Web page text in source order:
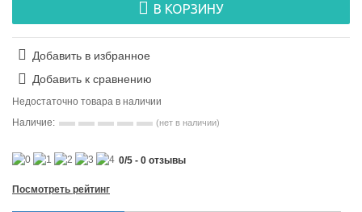
В КОРЗИНУ
Добавить в избранное
Добавить к сравнению
Недостаточно товара в наличии
Наличие:
(нет в наличии)
0/5 - 0 отзывы
Посмотреть рейтинг